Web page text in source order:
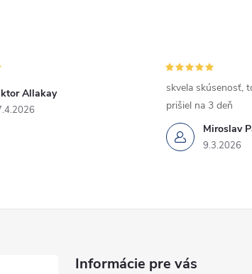
Allakay
Miroslav
9.3.2026
skvela skúsenosť,
prišiel na 3 deň
Informácie pre vás